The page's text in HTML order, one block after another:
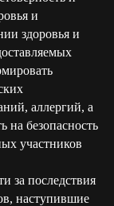
и
здоровья и
аллергий, а
на безопасность
участников
за последствия
наступившие